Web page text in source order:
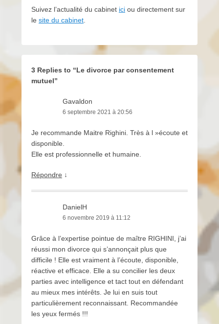
Suivez l’actualité du cabinet ici ou directement sur
le site du cabinet
3 Replies to “Le divorce par consentement
mutuel”
Gavaldon
6 septembre 2021 à 20:56
Je recommande Maitre Righini. Très à l »écoute et
disponible.
Elle est professionnelle et humaine.
Répondre ↓
DanielH
6 novembre 2019 à 11:12
Grâce à l’expertise pointue de maître RIGHINI, j’ai
réussi mon divorce qui s’annonçait plus que
difficile ! Elle est vraiment à l’écoute, disponible,
réactive et efficace. Elle a su concilier les deux
parties avec intelligence et tact tout en défendant
au mieux mes intérêts. Je lui en suis tout
particulièrement reconnaissant. Recommandée
les yeux fermés !!!